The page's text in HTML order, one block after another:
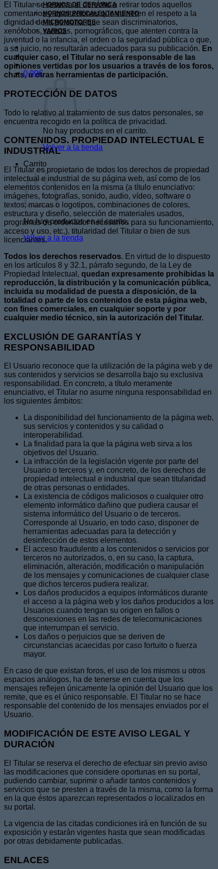
HORNOS DE CERÁMICA
HORNOS PRECALENTAMIENTO
MICROMOTORES
VARIOS
0,00€
No hay productos en el carrito.
Volver a la tienda
Carrito
No hay productos en el carrito.
Volver a la tienda
El Titular se reserva el derecho a retirar todos aquellos
comentarios y aportaciones que vulneren el respeto a la
dignidad de la persona, que sean discriminatorios,
xenófobos, racistas, pornográficos, que atenten contra la
juventud o la infancia, el orden o la seguridad pública o que,
a su juicio, no resultarán adecuados para su publicación. En
cualquier caso, el Titular no será responsable de las
opiniones vertidas por los usuarios a través de los foros,
chats, u otras herramientas de participación.
PROTECCIÓN DE DATOS
Todo lo relativo al tratamiento de sus datos personales, se
encuentra recogido en la política de privacidad.
CONTENIDOS. PROPIEDAD INTELECTUAL E
INDUSTRIAL
El Titular es propietario de todos los derechos de propiedad
intelectual e industrial de su página web, así como de los
elementos contenidos en la misma (a título enunciativo:
imágenes, fotografías, sonido, audio, vídeo, software o
textos; marcas o logotipos, combinaciones de colores,
estructura y diseño, selección de materiales usados,
programas de ordenador necesarios para su funcionamiento,
acceso y uso, etc.), titularidad del Titular o bien de sus
licenciantes.
Todos los derechos reservados. En virtud de lo dispuesto
en los artículos 8 y 32.1, párrafo segundo, de la Ley de
Propiedad Intelectual, quedan expresamente prohibidas la
reproducción, la distribución y la comunicación pública,
incluida su modalidad de puesta a disposición, de la
totalidad o parte de los contenidos de esta página web,
con fines comerciales, en cualquier soporte y por
cualquier medio técnico, sin la autorización del Titular.
EXCLUSIÓN DE GARANTÍAS Y
RESPONSABILIDAD
El Usuario reconoce que la utilización de la página web y de
sus contenidos y servicios se desarrolla bajo su exclusiva
responsabilidad. En concreto, a título meramente
enunciativo, el Titular no asume ninguna responsabilidad en
los siguientes ámbitos:
La disponibilidad del funcionamiento de la página web,
sus servicios y contenidos y su calidad o
interoperabilidad.
La finalidad para la que la página web sirva a los
objetivos del Usuario.
La infracción de la legislación vigente por parte del
Usuario o terceros y, en concreto, de los derechos de
propiedad intelectual e industrial que sean titularidad
de otras personas o entidades.
La existencia de códigos maliciosos o cualquier otro
elemento informático dañino que pudiera causar el
sistema informático del Usuario o de terceros.
Corresponde al Usuario, en todo caso, disponer de
herramientas adecuadas para la detección y
desinfección de estos elementos.
El acceso fraudulento a los contenidos o servicios por
terceros no autorizados, o, en su caso, la captura,
eliminación, alteración, modificación o manipulación
de los mensajes y comunicaciones de cualquier clase
que dichos terceros pudiera realizar.
Los daños producidos a equipos informáticos durante
el acceso a la página web y los daños producidos a los
Usuarios cuando tengan su origen en fallos o
desconexiones en las redes de telecomunicaciones
que interrumpan el servicio.
Los daños o perjuicios que se deriven de
circunstancias acaecidas por caso fortuito o fuerza
mayor.
En caso de que existan foros, el uso de los mismos u otros
espacios análogos, ha de tenerse en cuenta que los
mensajes reflejen únicamente la opinión del Usuario que los
remite, que es el único responsable. El Titular no se hace
responsable del contenido de los mensajes enviados por el
Usuario.
MODIFICACIÓN DE ESTE AVISO LEGAL Y
DURACIÓN
El Titular se reserva el derecho de efectuar sin previo aviso
las modificaciones que considere oportunas en su portal,
pudiendo cambiar, suprimir o añadir tantos contenidos y
servicios que se presten a través de la misma, como la forma
en la que éstos aparezcan representados o localizados en
su portal.
La vigencia de las citadas condiciones irá en función de su
exposición y estarán vigentes hasta que sean modificadas
por otras debidamente publicadas.
ENLACES